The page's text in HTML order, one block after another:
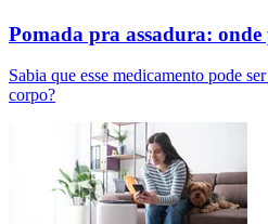
Pomada pra assadura: onde
Sabia que esse medicamento pode
corpo?